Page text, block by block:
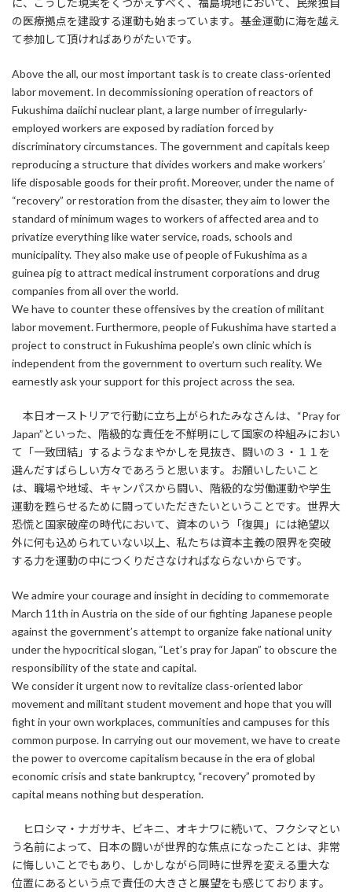
に、こうした現実をくつがえすべく、福島現地において、民衆独自
の医療拠点を建設する運動も始まっています。基金運動に海を越え
て参加して頂ければありがたいです。
Above the all, our most important task is to create class-oriented
labor movement. In decommissioning operation of reactors of
Fukushima daiichi nuclear plant, a large number of irregularly-
employed workers are exposed by radiation forced by
discriminatory circumstances. The government and capitals keep
reproducing a structure that divides workers and make workers’
life disposable goods for their profit. Moreover, under the name of
“recovery” or restoration from the disaster, they aim to lower the
standard of minimum wages to workers of affected area and to
privatize everything like water service, roads, schools and
municipality. They also make use of people of Fukushima as a
guinea pig to attract medical instrument corporations and drug
companies from all over the world.
We have to counter these offensives by the creation of militant
labor movement. Furthermore, people of Fukushima have started a
project to construct in Fukushima people’s own clinic which is
independent from the government to overturn such reality. We
earnestly ask your support for this project across the sea.
本日オーストリアで行動に立ち上がられたみなさんは、“Pray for
Japan”といった、階級的な責任を不鮮明にして国家の枠組みにおい
て「一致団結」するようなまやかしを見抜き、闘いの３・１１を
選んだすばらしい方々であろうと思います。お願いしたいこと
は、職場や地域、キャンパスから闘い、階級的な労働運動や学生
運動を甦らせるために闘っていただきたいということです。世界大
恐慌と国家破産の時代において、資本のいう「復興」には絶望以
外に何も込められていない以上、私たちは資本主義の限界を突破
する力を運動の中につくりださなければならないからです。
We admire your courage and insight in deciding to commemorate
March 11th in Austria on the side of our fighting Japanese people
against the government’s attempt to organize fake national unity
under the hypocritical slogan, “Let’s pray for Japan” to obscure the
responsibility of the state and capital.
We consider it urgent now to revitalize class-oriented labor
movement and militant student movement and hope that you will
fight in your own workplaces, communities and campuses for this
common purpose. In carrying out our movement, we have to create
the power to overcome capitalism because in the era of global
economic crisis and state bankruptcy, “recovery” promoted by
capital means nothing but desperation.
ヒロシマ・ナガサキ、ビキニ、オキナワに続いて、フクシマとい
う名前によって、日本の闘いが世界的な焦点になったことは、非常
に悔しいことでもあり、しかしながら同時に世界を変える重大な
位置にあるという点で責任の大きさと展望をも感じております。